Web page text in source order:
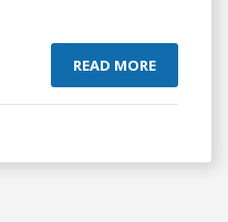
READ MORE